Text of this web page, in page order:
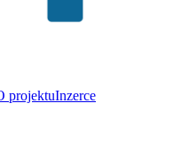
projektuInzerce